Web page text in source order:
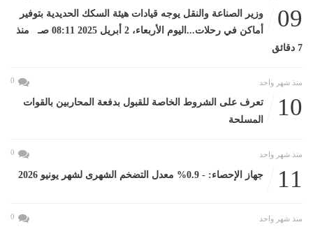
09
وزير الصناعة والنقل يوجه قيادات هيئة السكك الحديدية بتوفير
أماكن في رحلات...اليوم الأربعاء، 2 أبريل 2025 08:11 صـ منذ
7 دقائق
منذ شهر واحد 0
10
تعرف على الشروط الخاصة للقبول بدفعة المحاربين بالقوات
المسلحة
منذ شهر واحد 0
11 جهاز الإحصاء: - 0.9% معدل التضخم الشهرى لشهر يونيو 2026
منذ شهر واحد 0